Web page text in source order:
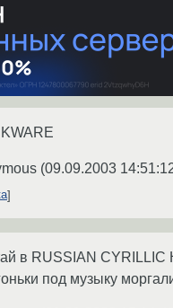
(09.09.2003
в RUSSIAN CYRILLIC
под музыку